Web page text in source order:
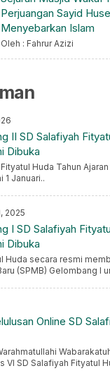
Perjuangan Sayid
Menyebarkan Islam
Oleh : Fahrur Azizi
II SD Salafiyah
Dibuka
Huda Tahun
1 Januari..
2025
I SD Salafiyah
Dibuka
Huda secara resmi
(SPMB) Gelombang I
Online SD
VI SD Salafiyah Fityatul